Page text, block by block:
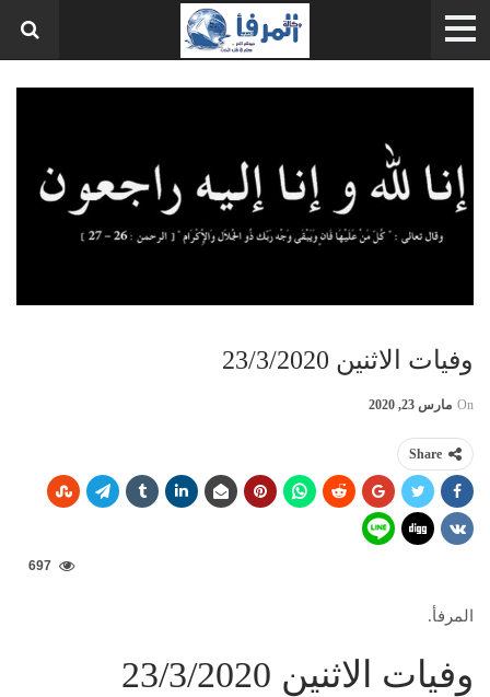
وفيات الاثنين 23/3/2020
On مارس 23, 2020
Share
697
المرفأ.
وفيات الاثنين 23/3/2020